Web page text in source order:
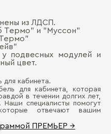
из ЛДСП.
Термо" и "Муссон"
подвесных модулей и
цвет.
для кабинета.
для кабинета, которая
в течении долгих лет,
Наши специалисты помогут
отвечают вашим
ПРЕМЬЕР →